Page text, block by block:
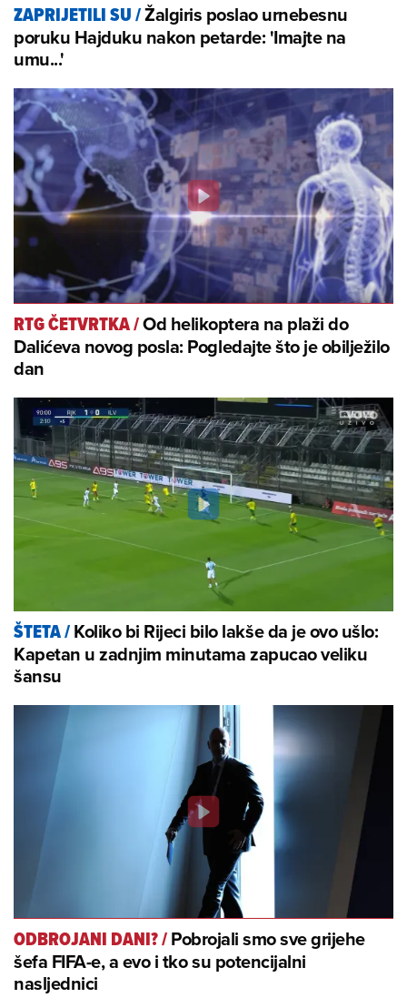
ZAPRIJETILI SU/Žalgiris poslao urnebesnu
poruku Hajduku nakon petarde: 'Imajte na
umu...'
RTG ČETVRTKA/Od helikoptera na plaži do
Dalićeva novog posla: Pogledajte što je obilježilo
dan
ŠTETA/Koliko bi Rijeci bilo lakše da je ovo ušlo:
Kapetan u zadnjim minutama zapucao veliku
šansu
ODBROJANI DANI?/Pobrojali smo sve grijehe
šefa FIFA-e, a evo i tko su potencijalni
nasljednici